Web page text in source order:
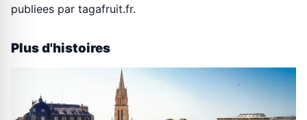
publiees par tagafruit.fr.
Plus d'histoires